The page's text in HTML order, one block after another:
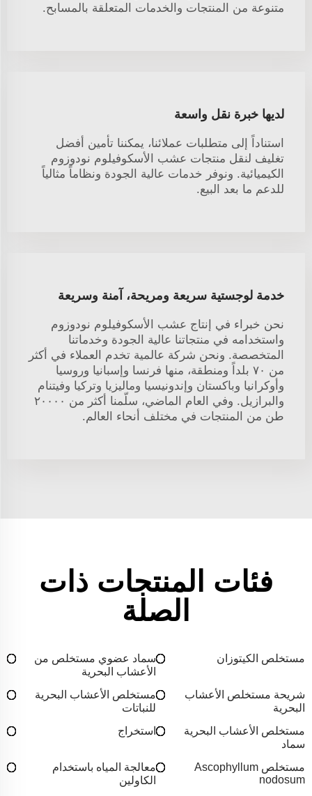
متنوعة من المنتجات والخدمات المتعلقة بالمسابح.
لديها خبرة نقل واسعة
استناداً إلى متطلبات عملائنا، يمكننا تأمين أفضل
تغليف لنقل منتجات عشب الأسكوفيلوم نودوزوم
الكيميائية. ونوفر خدمات عالية الجودة ونظاماً مثالياً
للدعم ما بعد البيع.
خدمة لوجستية سريعة ومريحة، آمنة وسريعة
نحن خبراء في إنتاج عشب الأسكوفيلوم نودوزوم
واستخدامه في منتجاتنا عالية الجودة وخدماتنا
المتخصصة. ونحن شركة عالمية تخدم العملاء في أكثر
من ٧٠ بلداً ومنطقة، منها فرنسا وإسبانيا وروسيا
وأوكرانيا وباكستان وإندونيسيا وماليزيا وتركيا وفيتنام
والبرازيل. وفي العام الماضي، سلّمنا أكثر من ٢٠٠٠٠
طن من المنتجات في مختلف أنحاء العالم.
فئات المنتجات ذات
الصلة
مستخلص الكيتوزان
سماد عضوي مستخلص من
الأعشاب البحرية
شريحة مستخلص الأعشاب
البحرية
مستخلص الأعشاب البحرية
للنباتات
مستخلص الأعشاب البحرية
سماد
استخراج
مستخلص Ascophyllum
nodosum
معالجة المياه باستخدام
الكاولين